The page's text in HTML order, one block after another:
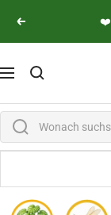
Previous
Navigation